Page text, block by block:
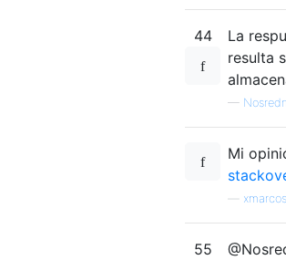
44
La
resulta
—
Mi
xmarcos
55